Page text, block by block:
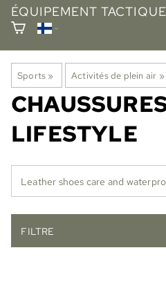
ÉQUIPEMENT TACTIQUE
Sports ‪» Activités de plein air ‪»
LIFESTYLE
Leather shoes care and
FILTRE